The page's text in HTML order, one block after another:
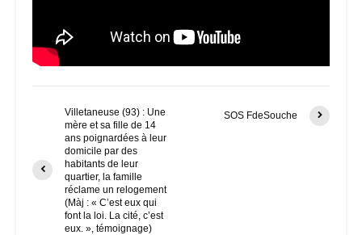
Villetaneuse (93) : Une
mère et sa fille de 14
ans poignardées à leur
domicile par des
habitants de leur
quartier, la famille
réclame un relogement
(Màj : « C’est eux qui
font la loi. La cité, c’est
eux. », témoignage)
SOS FdeSouche